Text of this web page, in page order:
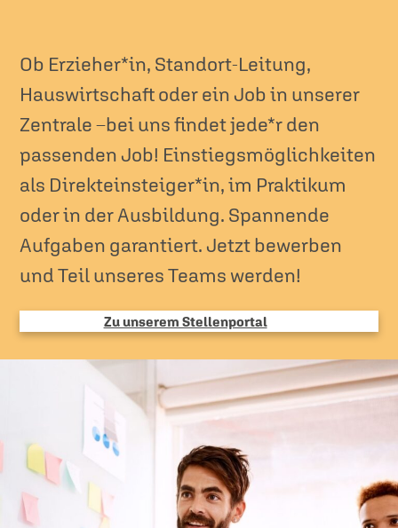
Ob Erzieher*in, Standort-Leitung,
Hauswirtschaft oder ein Job in unserer
Zentrale –bei uns findet jede*r den
passenden Job! Einstiegsmöglichkeiten
als Direkteinsteiger*in, im Praktikum
oder in der Ausbildung. Spannende
Aufgaben garantiert. Jetzt bewerben
und Teil unseres Teams werden!
Zu unserem Stellenportal